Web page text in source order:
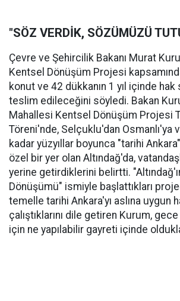
"SÖZ VERDİK, SÖZÜMÜZÜ
Çevre ve Şehircilik Bakanı Murat
Kentsel Dönüşüm Projesi
konut ve 42 dükkanın 1 yıl içinde
teslim edileceğini söyledi. Bakan
Mahallesi Kentsel Dönüşüm Projesi
Töreni'nde, Selçuklu'dan Osmanlı'ya
kadar yüzyıllar boyunca "tarihi
özel bir yer olan Altındağ'da,
yerine getirdiklerini belirtti.
Dönüşümü" ismiyle başlattıkları
temelle tarihi Ankara'yı aslına uygun
çalıştıklarını dile getiren Kurum,
için ne yapılabilir gayreti içinde